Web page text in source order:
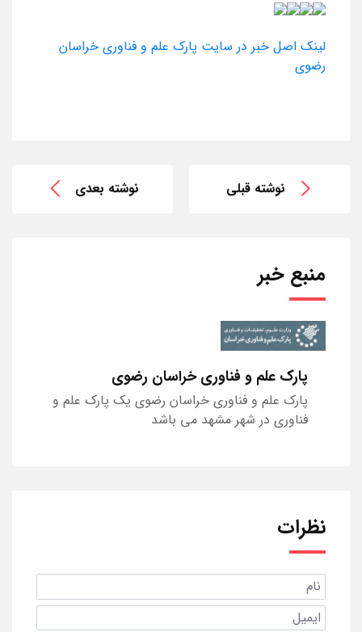
لینک اصل خبر در سایت پارک علم و فناوری خراسان
رضوی
نوشته قبلی نوشته بعدی
منبع خبر
پارک علم و فناوری خراسان رضوی
پارک علم و فناوری خراسان رضوی یک پارک علم و
فناوری در شهر مشهد می باشد
نظرات